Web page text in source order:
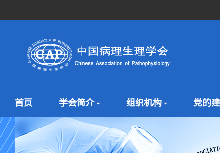
首页 学会简介 组织机构 党的